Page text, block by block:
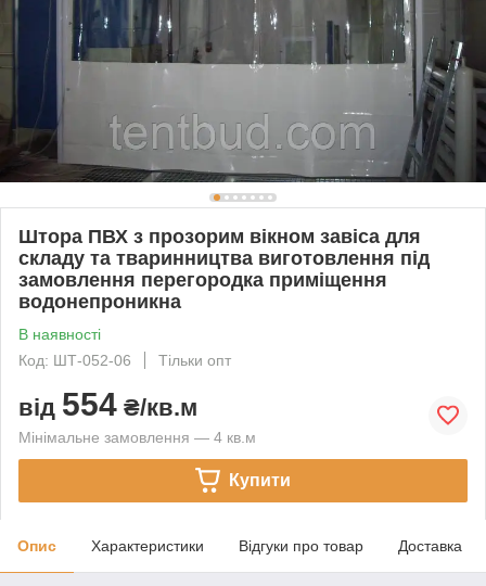
Штора ПВХ з прозорим вікном завіса для
складу та тваринництва виготовлення під
замовлення перегородка приміщення
водонепроникна
В наявності
Код: ШТ-052-06
Тільки опт
від 554 ₴/кв.м
Мінімальне замовлення — 4 кв.м
Купити
Опис Характеристики Відгуки про товар Доставка